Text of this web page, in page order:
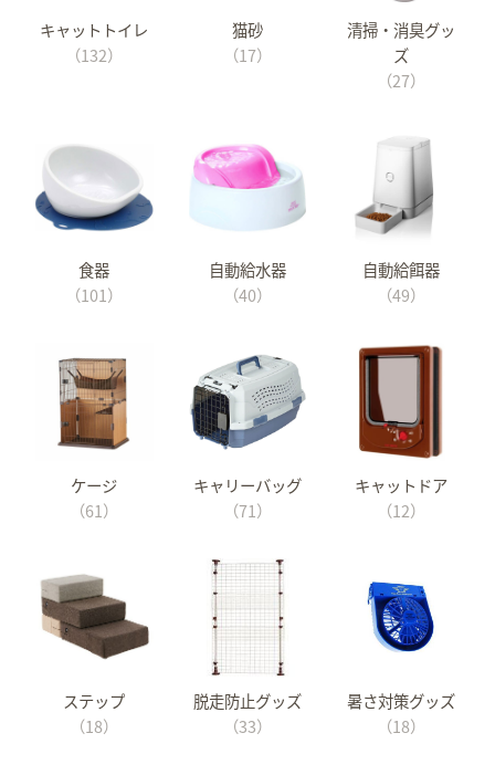
キャットトイレ
（132）
猫砂
（17）
清掃・消臭グッ
ズ
（27）
食器
（101）
自動給水器
（40）
自動給餌器
（49）
ケージ
（61）
キャリーバッグ
（71）
キャットドア
（12）
ステップ
（18）
脱走防止グッズ
（33）
暑さ対策グッズ
（18）